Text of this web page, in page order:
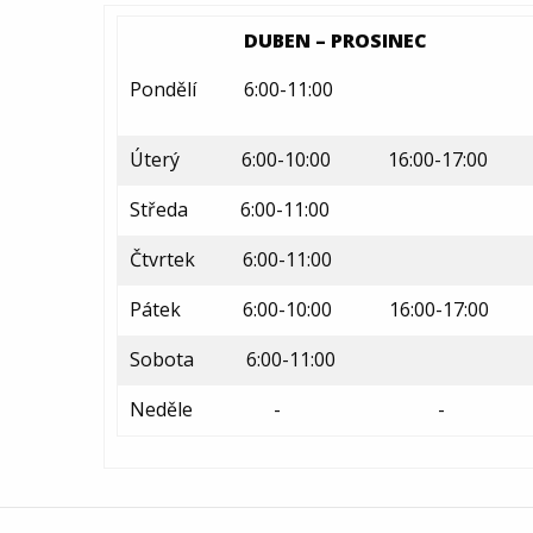
DUBEN – PROSINEC
Pondělí 6:00-11:00
Úterý 6:00-10:00 16:00-17:00
Středa 6:00-11:00
Čtvrtek 6:00-11:00
Pátek 6:00-10:00 16:00-17:00
Sobota 6:00-11:00
Neděle - -